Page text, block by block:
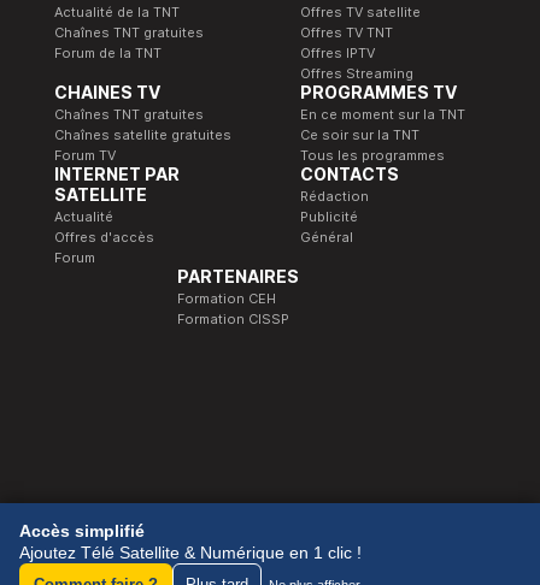
Actualité de la TNT
Chaînes TNT gratuites
Forum de la TNT
Offres TV satellite
Offres TV TNT
Offres IPTV
Offres Streaming
CHAINES TV
Chaînes TNT gratuites
Chaînes satellite gratuites
Forum TV
PROGRAMMES TV
En ce moment sur la TNT
Ce soir sur la TNT
Tous les programmes
INTERNET PAR
SATELLITE
Actualité
Offres d'accès
Forum
CONTACTS
Rédaction
Publicité
Général
PARTENAIRES
Formation CEH
Formation CISSP
© 1989-2026 Télé Satellite et Numérique.
Accès simplifié
Ajoutez Télé Satellite & Numérique en 1 clic !